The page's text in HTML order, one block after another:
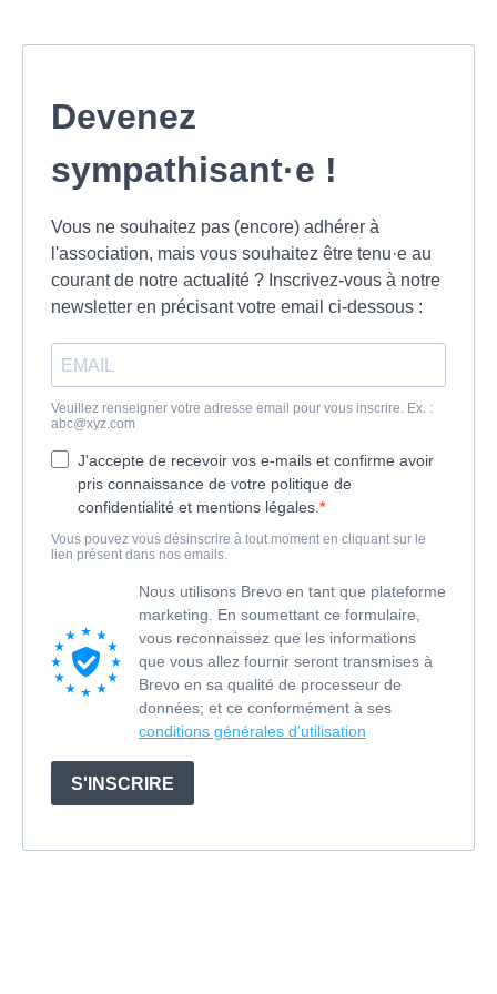
Devenez
sympathisant·e !
Vous ne souhaitez pas (encore) adhérer à
l'association, mais vous souhaitez être tenu·e au
courant de notre actualité ? Inscrivez-vous à notre
newsletter en précisant votre email ci-dessous :
Veuillez renseigner votre adresse email pour vous inscrire. Ex. :
abc@xyz.com
J'accepte de recevoir vos e-mails et confirme avoir
pris connaissance de votre politique de
confidentialité et mentions légales.
Vous pouvez vous désinscrire à tout moment en cliquant sur le
lien présent dans nos emails.
Nous utilisons Brevo en tant que plateforme
marketing. En soumettant ce formulaire,
vous reconnaissez que les informations
que vous allez fournir seront transmises à
Brevo en sa qualité de processeur de
données; et ce conformément à ses
conditions générales d'utilisation
S'INSCRIRE